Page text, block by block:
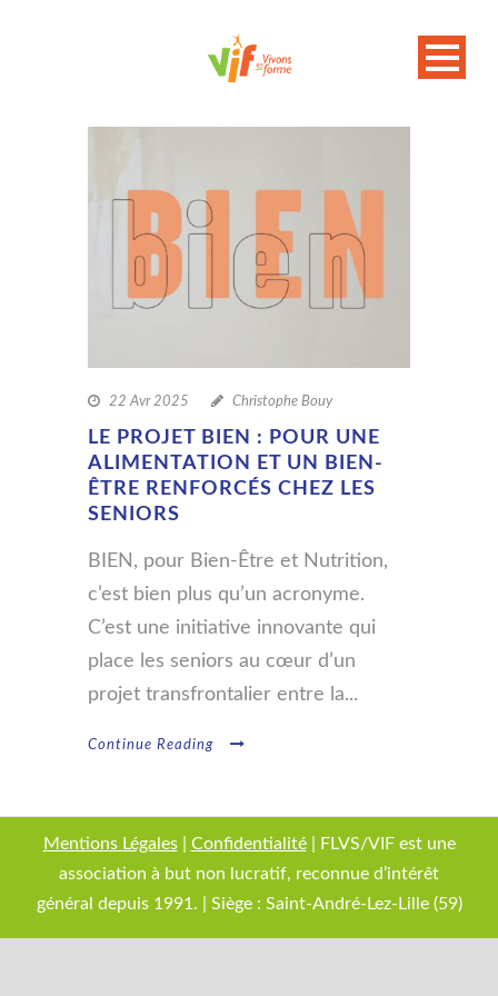
22 Avr 2025 Christophe Bouy
LE PROJET BIEN : POUR UNE
ALIMENTATION ET UN BIEN-
ÊTRE RENFORCÉS CHEZ LES
SENIORS
BIEN, pour Bien-Être et Nutrition,
c’est bien plus qu’un acronyme.
C’est une initiative innovante qui
place les seniors au cœur d’un
projet transfrontalier entre la...
Continue Reading
Mentions Légales| Confidentialité| FLVS/VIF est une
association à but non lucratif, reconnue d’intérêt
général depuis 1991. | Siège : Saint-André-Lez-Lille (59)